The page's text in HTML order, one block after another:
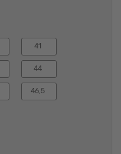
41
44
46,5